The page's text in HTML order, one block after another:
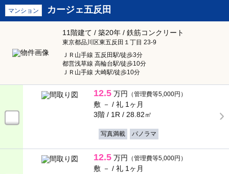
マンション カージェ五反田
11階建て / 築20年 / 鉄筋コンクリート
東京都品川区東五反田１丁目 23-9
ＪＲ山手線 五反田駅/徒歩3分
都営浅草線 高輪台駅/徒歩10分
ＪＲ山手線 大崎駅/徒歩10分
12.5 万円 （管理費等5,000円）
敷 － / 礼 1ヶ月
3階 / 1R / 28.82㎡
写真満載 パノラマ
12.5 万円 （管理費等5,000円）
敷 － / 礼 1ヶ月
バス・トイレ
バス・トイレ別 室内洗濯機置き場
独立洗面台 シャンプードレッサー
浴室換気乾燥機
トランクルーム 床下収納